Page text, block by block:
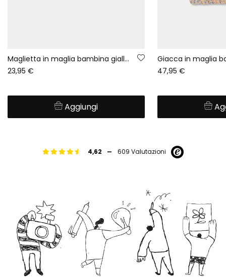
Maglietta in maglia bambina gialla con paillettes smiley
23,95 €
Aggiungi
47,95 €
4,62 - 609 Valutazioni